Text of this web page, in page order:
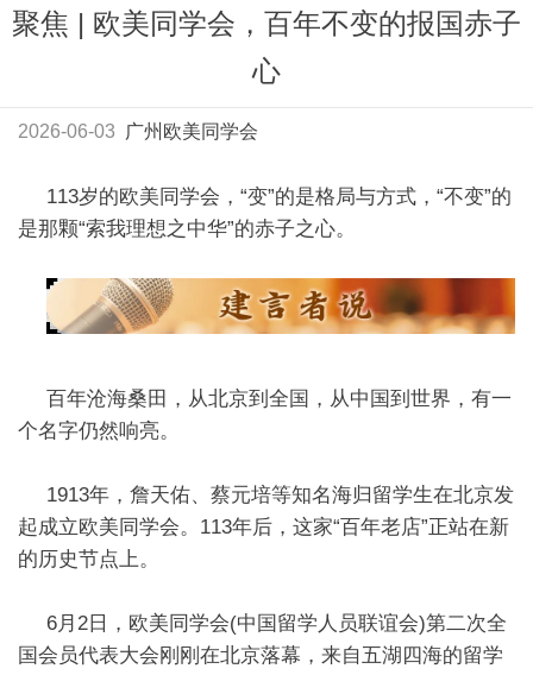
聚焦 | 欧美同学会，百年不变的报国赤子
心
2026-06-03 广州欧美同学会
113岁的欧美同学会，“变”的是格局与方式，“不变”的
是那颗“索我理想之中华”的赤子之心。
百年沧海桑田，从北京到全国，从中国到世界，有一
个名字仍然响亮。
1913年，詹天佑、蔡元培等知名海归留学生在北京发
起成立欧美同学会。113年后，这家“百年老店”正站在新
的历史节点上。
6月2日，欧美同学会(中国留学人员联谊会)第二次全
国会员代表大会刚刚在北京落幕，来自五湖四海的留学